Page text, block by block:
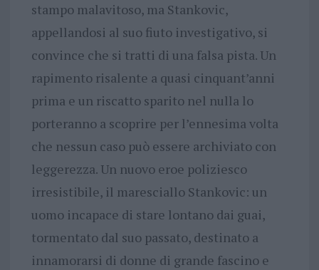
stampo malavitoso, ma Stankovic,
appellandosi al suo fiuto investigativo, si
convince che si tratti di una falsa pista. Un
rapimento risalente a quasi cinquant’anni
prima e un riscatto sparito nel nulla lo
porteranno a scoprire per l’ennesima volta
che nessun caso può essere archiviato con
leggerezza. Un nuovo eroe poliziesco
irresistibile, il maresciallo Stankovic: un
uomo incapace di stare lontano dai guai,
tormentato dal suo passato, destinato a
innamorarsi di donne di grande fascino e